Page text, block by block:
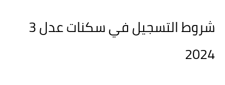
شروط التسجيل في سكنات عدل 3
2024